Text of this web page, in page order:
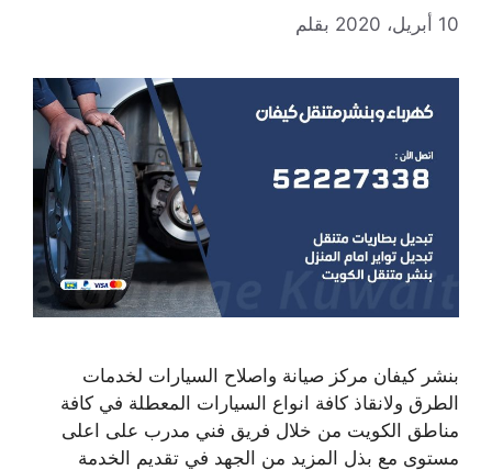
10 أبريل، 2020 بقلم
بنشر كيفان مركز صيانة واصلاح السيارات لخدمات
الطرق ولانقاذ كافة انواع السيارات المعطلة في كافة
مناطق الكويت من خلال فريق فني مدرب على اعلى
مستوى مع بذل المزيد من الجهد في تقديم الخدمة